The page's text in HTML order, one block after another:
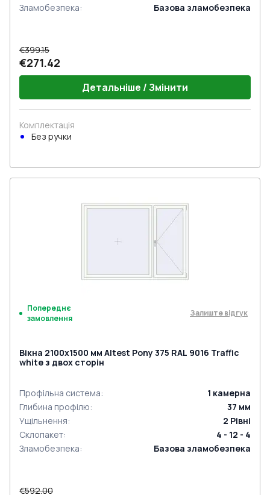
Зламобезпека: Базова зламобезпека
€399.15
€271.42
Детальніше / Змінити
Комплектація
Без ручки
Попереднє
замовлення
Залиште відгук
Вікна 2100x1500 мм Altest Pony 375 RAL 9016 Traffic
white з двох сторін
Профільна система: 1 камерна
Глибина профілю: 37 мм
Ущільнення: 2 Рівні
Склопакет:
4 - 12 - 4
Зламобезпека: Базова зламобезпека
€592.00